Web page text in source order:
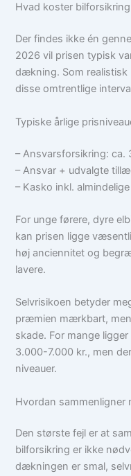
Hvad koster
Der findes ikke én
2026 vil prisen typisk
dækning. Som
disse omtrentlige
Typiske årlige
– Ansvarsforsikring: ca.
– Ansvar + udvalgte
– Kasko inkl.
For unge førere, dyre
kan prisen ligge
høj anciennitet og
lavere.
Selvrisikoen betyder
præmien mærkbart,
skade. For mange
3.000-7.000 kr., men
niveauer.
Hvordan sammenligner
Den største fejl er at
bilforsikring er ikke
dækningen er smal,